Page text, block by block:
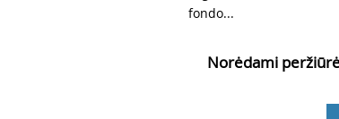
fondo...
Norėdami